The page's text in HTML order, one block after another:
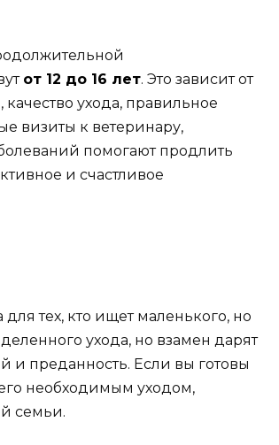
от 12 до 16 лет. Это зависит от
ухода, правильное
визиты к ветеринару,
помогают продлить
и счастливое
тех, кто ищет маленького, но
ухода, но взамен дарят
преданность. Если вы готовы
необходимым уходом,
семьи.